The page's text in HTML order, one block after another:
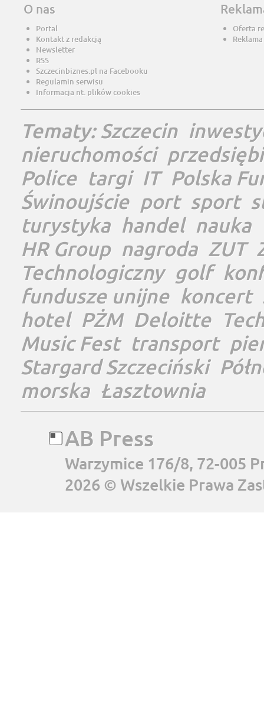
O nas
Portal
Kontakt z redakcją
Newsletter
RSS
Szczecinbiznes.pl na Facebooku
Regulamin serwisu
Informacja nt. plików cookies
Oferta
Tematy:Szczecin
nieruchomości
Police targi IT Polska
Świnoujście port sport
turystyka handel nauka
HR Group nagroda ZUT
Technologiczny golf
fundusze unijne koncert
hotel PŻM Deloitte
Music Fest transport
Stargard Szczeciński
morska Łasztownia
AB Press
Warzymice 176/8, 72-005
2026 © Wszelkie Prawa